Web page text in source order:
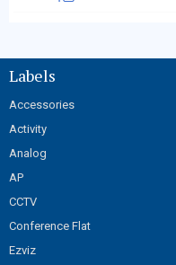
Labels
Accessories
Activity
Analog
AP
CCTV
Conference Flat
Ezviz